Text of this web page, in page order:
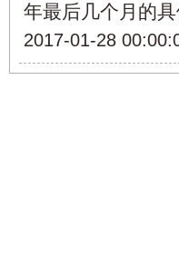
年最后几个月的
2017-01-28